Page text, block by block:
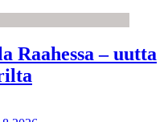
Raahessa – uutta